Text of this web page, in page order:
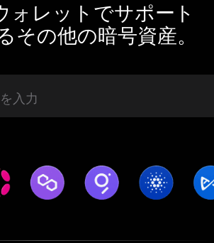
ォレットでサポート
その他の暗号資産。